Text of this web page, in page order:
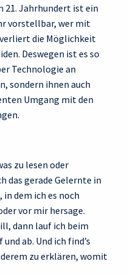
21. Jahrhundert ist ein
vorstellbar, wer mit
die Möglichkeit
Deswegen ist es so
Technologie an
sondern ihnen auch
Umgang mit den
zu lesen oder
das gerade Gelernte in
dem ich es noch
vor mir hersage.
dann lauf ich beim
ab. Und ich find’s
zu erklären, womit